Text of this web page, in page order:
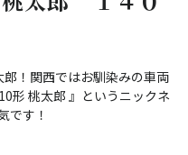
！関西ではお馴染みの車両
形 桃太郎 』というニックネ
です！